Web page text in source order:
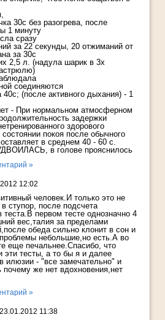
30с без разогрева, после
1 минуту
сразу
за 22 секунды, 20 отжиманий от
за 30с
2,5 л. (надула шарик в 3х
соединяются
40с; (после активного дыхания) - 1
- При нормальном атмосферном
задержки
здорового
покоя после обычного
в среднем 40 - 60 с.
в голове прояснилось
»
12:02
человек.И только это не
ступор, после подсчета
теста.В первом тесте однозначно 4
вес,талия за пределами
обеда сильно клонит в сон и
небольшие,но есть.А во
еще печальнее.Спасибо, что
эти тесты, а то бы я и далее
илюзии - "все замечательно" и
почему же нет вдохновения,нет
»
23.01.2012 11:38